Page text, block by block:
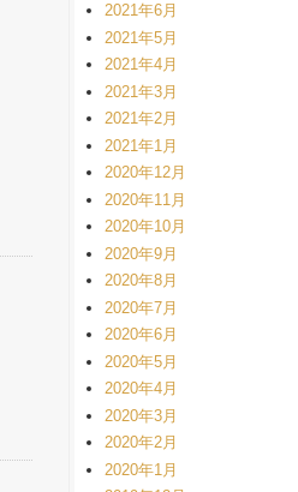
2021年6月
2021年5月
2021年4月
2021年3月
2021年2月
2021年1月
2020年12月
2020年11月
2020年10月
2020年9月
2020年8月
2020年7月
2020年6月
2020年5月
2020年4月
2020年3月
2020年2月
2020年1月